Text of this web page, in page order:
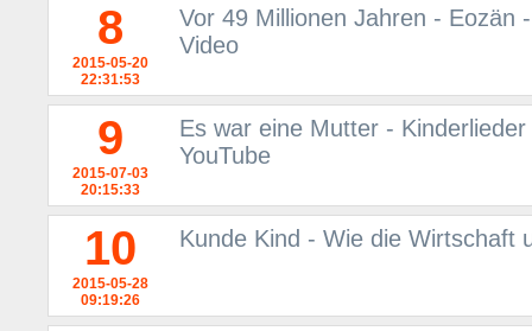
8
2015-05-20
22:31:53
Vor 49 Millionen Jahren - Eozän
Video
9
2015-07-03
20:15:33
Es war eine Mutter -
YouTube
10
2015-05-28
09:19:26
Kunde Kind - Wie die Wirtschaft